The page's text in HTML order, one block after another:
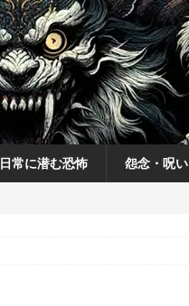
日常に潜む恐怖 怨念・呪い